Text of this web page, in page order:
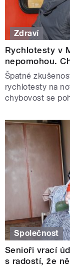
Zdraví
Rychlotesty v
nepomohou.
Špatné
rychlotesty na
chybovost se
Společnost
Senioři vrací
s radostí, že